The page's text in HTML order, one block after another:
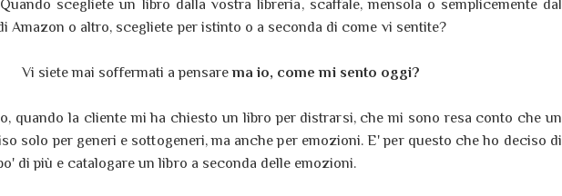
scegliete un libro dalla vostra libreria, scaffale, mensola o semplicemente dal
Amazon o altro, scegliete per istinto o a seconda di come vi sentite?
Vi siete mai soffermati a pensarema io, come mi sento oggi?
quando la cliente mi ha chiesto un libro per distrarsi, che mi sono resa conto che un
solo per generi e sottogeneri, ma anche per emozioni. E' per questo che ho deciso di
di più e catalogare un libro a seconda delle emozioni.